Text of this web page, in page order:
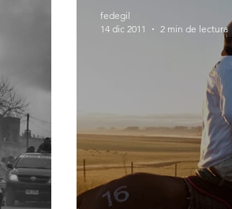
fedegil
14 dic 2011
2 min de lectura